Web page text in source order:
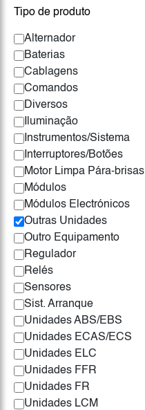
Tipo de produto
Alternador
Baterias
Cablagens
Comandos
Diversos
Iluminação
Instrumentos/Sistema
Interruptores/Botões
Motor Limpa Pára-brisas
Módulos
Módulos Electrónicos
Outras Unidades
Outro Equipamento
Regulador
Relés
Sensores
Sist. Arranque
Unidades ABS/EBS
Unidades ECAS/ECS
Unidades ELC
Unidades FFR
Unidades FR
Unidades LCM